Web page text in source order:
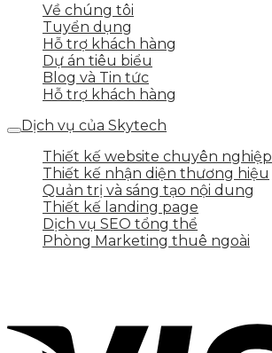
Về chúng tôi
Tuyển dụng
Hỗ trợ khách hàng
Dự án tiêu biểu
Blog và Tin tức
Hỗ trợ khách hàng
Dịch vụ của Skytech
Thiết kế website chuyên nghiệp
Thiết kế nhận diện thương hiệu
Quản trị và sáng tạo nội dung
Thiết kế landing page
Dịch vụ SEO tổng thể
Phòng Marketing thuê ngoài